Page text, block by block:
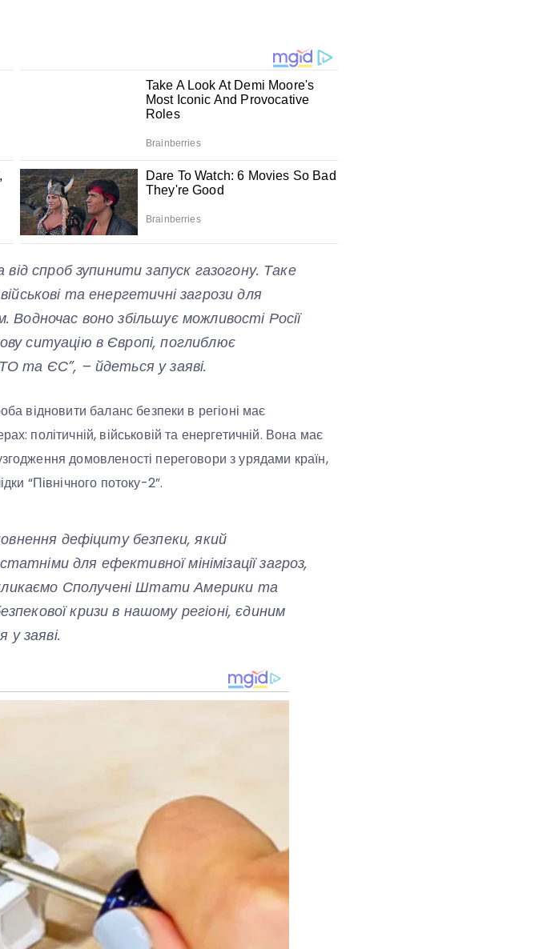
спроб зупинити запуск газогону. Таке
та енергетичні загрози для
воно збільшує можливості Росії
ситуацію в Європі, поглиблює
та ЄС”, – йдеться у заяві.
відновити баланс безпеки в регіоні має
політичній, військовій та енергетичній. Вона має
домовленості переговори з урядами країн,
“Північного потоку-2”.
дефіциту безпеки, який
для ефективної мінімізації загроз,
Сполучені Штати Америки та
кризи в нашому регіоні, єдиним
у заяві.